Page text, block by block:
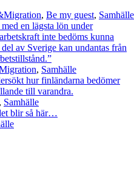
, Be my guest, Samhälle
en lägsta lön under
inte bedöms kunna
av Sverige kan undantas från
, Samhälle
hur finländarna bedömer
till varandra.
, Samhälle
blir så här…